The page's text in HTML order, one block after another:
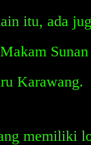
itu, ada
Karawang.
memiliki